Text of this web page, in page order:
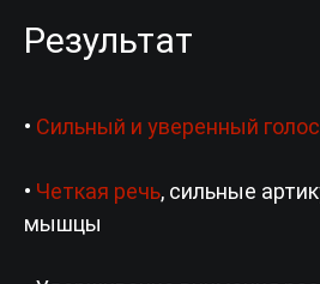
Результат
• Сильный и уверенный голос
• Четкая речь, сильные
мышцы